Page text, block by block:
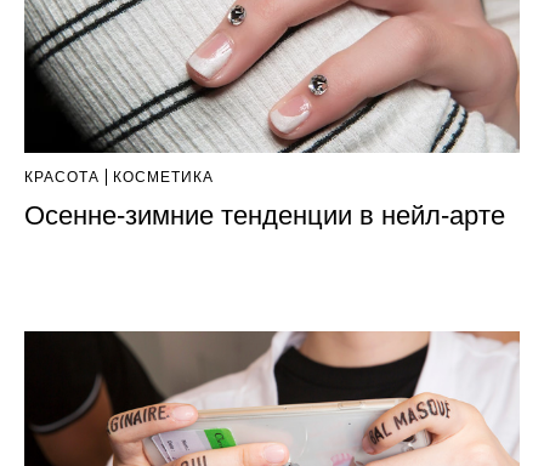
КРАСОТА КОСМЕТИКА
Осенне-зимние тенденции в нейл-арте